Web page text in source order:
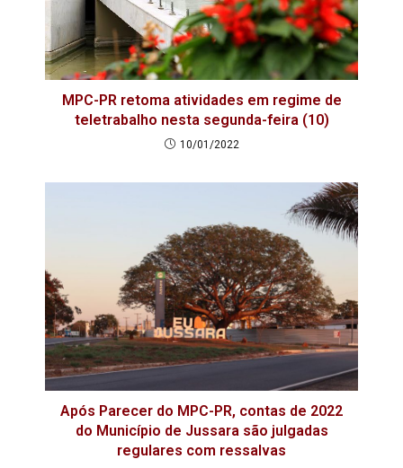
MPC-PR retoma atividades em regime de
teletrabalho nesta segunda-feira (10)
10/01/2022
Após Parecer do MPC-PR, contas de 2022
do Município de Jussara são julgadas
regulares com ressalvas